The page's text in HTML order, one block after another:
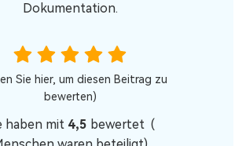
Dokumentation.
Sie hier, um diesen Beitrag zu
bewerten)
haben mit 4,5 bewertet (